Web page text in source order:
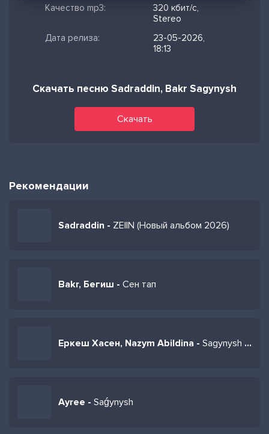
Качество mp3:
320 кбит/с,
Stereo
Дата релиза:
23-05-2026,
18:13
Скачать песню Sadraddin, Bakr Sagynysh
Скачать
Рекомендации
Sadraddin - ZEIIN (Новый альбом 2026)
Bakr, Бегиш - Сен тап
Еркеш Хасен, Nazym Abildina - Sagynysh sazy
Ayree - Saǵynysh